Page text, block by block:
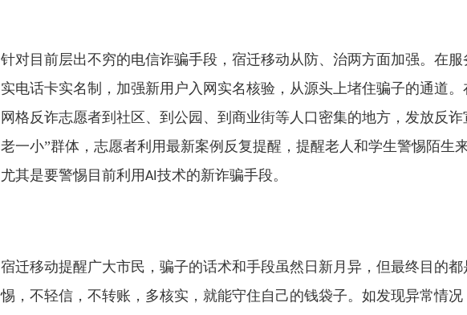
针对目前层出不穷的电信诈骗手段，宿迁移动从防、治两方面加强。在
实电话卡实名制，加强新用户入网实名核验，从源头上堵住骗子的通道。
网格反诈志愿者到社区、到公园、到商业街等人口密集的地方，发放反
老一小”群体，志愿者利用最新案例反复提醒，提醒老人和学生警惕陌生
尤其是要警惕目前利用AI技术的新诈骗手段。
宿迁移动提醒广大市民，骗子的话术和手段虽然日新月异，但最终目的
惕，不轻信，不转账，多核实，就能守住自己的钱袋子。如发现异常情